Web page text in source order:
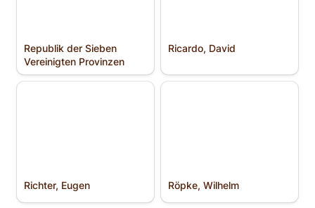
Republik der Sieben
Vereinigten Provinzen
Ricardo, David
Richter, Eugen
Richter, Eugen
Röpke, Wilhelm
Röpke, Wilhelm